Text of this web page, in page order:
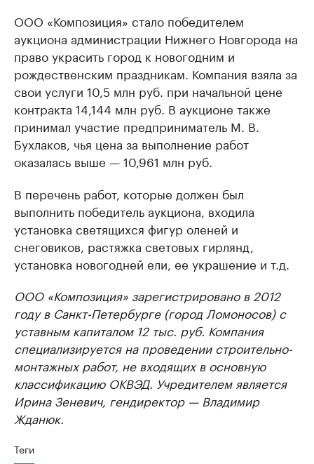
ООО «Композиция» стало победителем
аукциона администрации Нижнего Новгорода на
право украсить город к новогодним и
рождественским праздникам. Компания взяла за
свои услуги 10,5 млн руб. при начальной цене
контракта 14,144 млн руб. В аукционе также
принимал участие предприниматель М. В.
Бухлаков, чья цена за выполнение работ
оказалась выше — 10,961 млн руб.
В перечень работ, которые должен был
выполнить победитель аукциона, входила
установка светящихся фигур оленей и
снеговиков, растяжка световых гирлянд,
установка новогодней ели, ее украшение и т.д.
ООО «Композиция» зарегистрировано в 2012
году в Санкт-Петербурге (город Ломоносов) с
уставным капиталом 12 тыс. руб. Компания
специализируется на проведении строительно-
монтажных работ, не входящих в основную
классификацию ОКВЭД. Учредителем является
Ирина Зеневич, гендиректор — Владимир
Жданюк.
Теги